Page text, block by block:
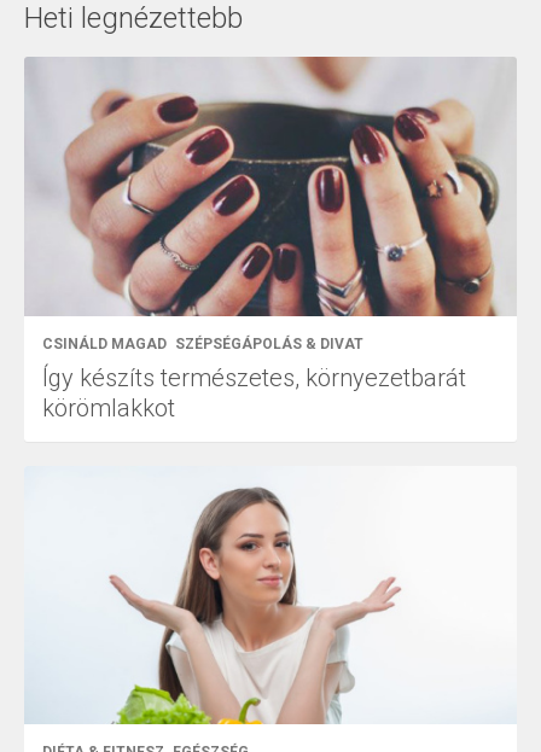
Heti legnézettebb
CSINÁLD MAGAD SZÉPSÉGÁPOLÁS & DIVAT
Így készíts természetes, környezetbarát
körömlakkot